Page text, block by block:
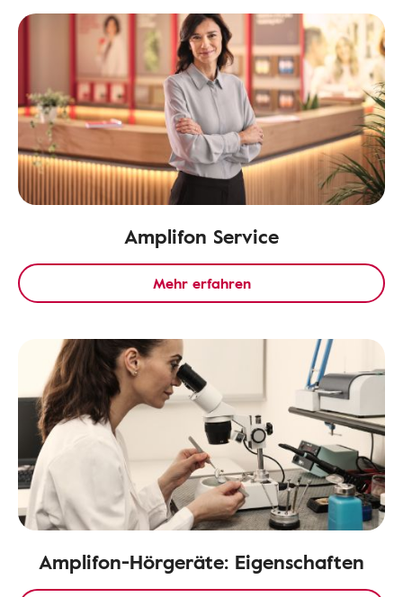
Amplifon Service
Mehr erfahren
Amplifon-Hörgeräte: Eigenschaften